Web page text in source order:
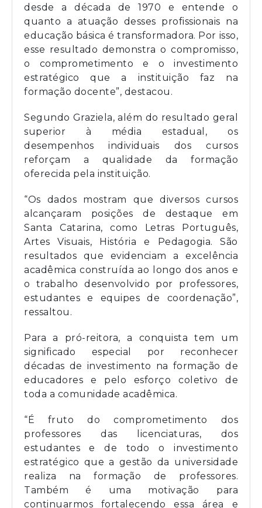
desde a década de 1970 e entende o
quanto a atuação desses profissionais na
educação básica é transformadora. Por isso,
esse resultado demonstra o compromisso,
o comprometimento e o investimento
estratégico que a instituição faz na
formação docente”, destacou.
Segundo Graziela, além do resultado geral
superior à média estadual, os
desempenhos individuais dos cursos
reforçam a qualidade da formação
oferecida pela instituição.
“Os dados mostram que diversos cursos
alcançaram posições de destaque em
Santa Catarina, como Letras Português,
Artes Visuais, História e Pedagogia. São
resultados que evidenciam a excelência
acadêmica construída ao longo dos anos e
o trabalho desenvolvido por professores,
estudantes e equipes de coordenação”,
ressaltou.
Para a pró-reitora, a conquista tem um
significado especial por reconhecer
décadas de investimento na formação de
educadores e pelo esforço coletivo de
toda a comunidade acadêmica.
“É fruto do comprometimento dos
professores das licenciaturas, dos
estudantes e de todo o investimento
estratégico que a gestão da universidade
realiza na formação de professores.
Também é uma motivação para
continuarmos fortalecendo essa área e